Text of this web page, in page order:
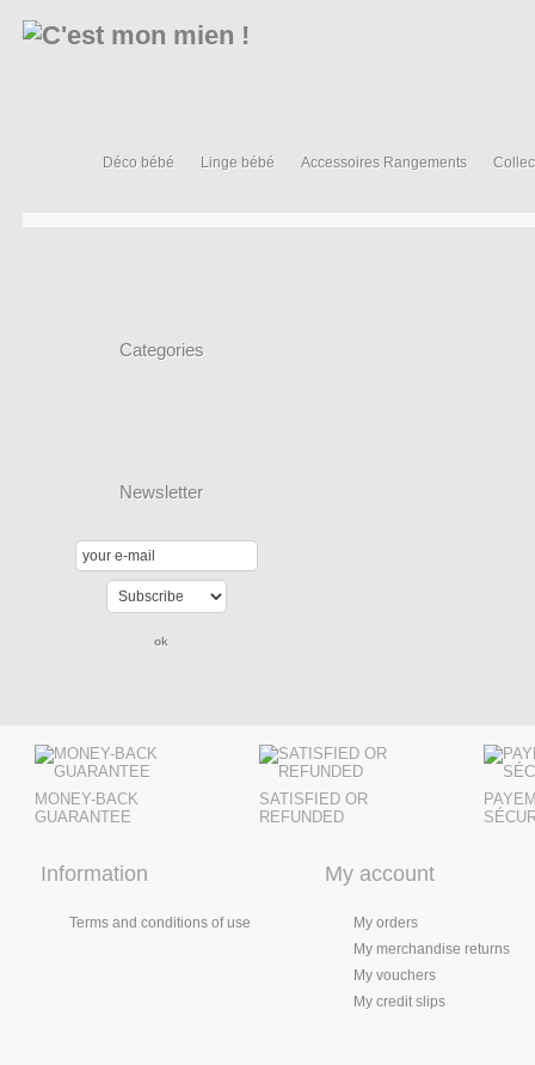
Déco bébé Linge bébé Accessoires Rangements
Categories
Newsletter
MONEY-BACK
GUARANTEE
SATISFIED OR
REFUNDED
Information
Terms and conditions of use
My account
My orders
My merchandise returns
My vouchers
My credit slips